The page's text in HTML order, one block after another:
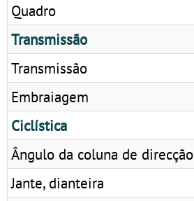
Quadro
Transmissão
Transmissão
Embraiagem
Ciclística
Ângulo da coluna de direcção
Jante, dianteira